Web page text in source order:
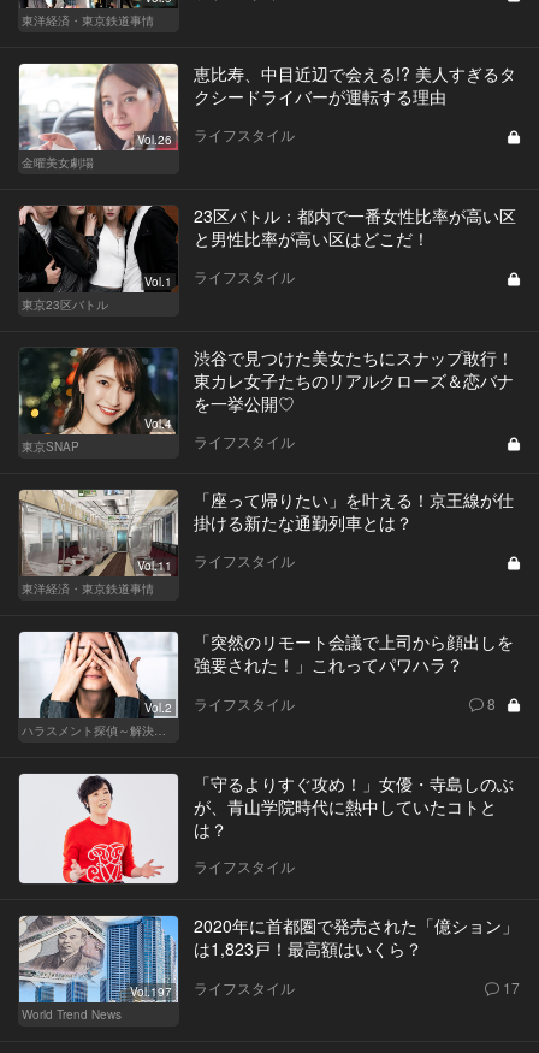
東洋経済・東京鉄道事情
Vol.26
金曜美女劇場
恵比寿、中目近辺で会える!? 美人すぎるタ
クシードライバーが運転する理由
ライフスタイル
Vol.1
東京23区バトル
23区バトル：都内で一番女性比率が高い区
と男性比率が高い区はどこだ！
ライフスタイル
Vol.4
東京SNAP
渋谷で見つけた美女たちにスナップ敢行！
東カレ女子たちのリアルクローズ＆恋バナ
を一挙公開♡
ライフスタイル
Vol.11
東洋経済・東京鉄道事情
「座って帰りたい」を叶える！京王線が仕
掛ける新たな通勤列車とは？
ライフスタイル
Vol.2
「突然のリモート会議で上司から顔出しを
強要された！」これってパワハラ？
ライフスタイル 8
「守るよりすぐ攻め！」女優・寺島しのぶ
が、青山学院時代に熱中していたコトと
は？
ライフスタイル
Vol.197
World Trend News
2020年に首都圏で発売された「億ション」
は1,823戸！最高額はいくら？
ライフスタイル 17